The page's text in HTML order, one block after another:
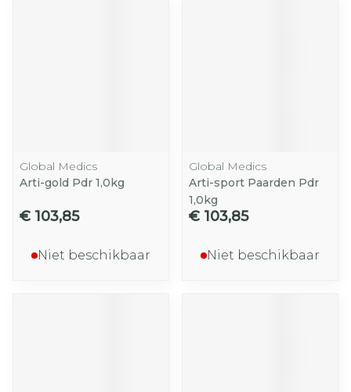
Global Medics
Arti-gold Pdr 1,0kg
€ 103,85
Niet beschikbaar
Global Medics
Arti-sport Paarden Pdr
1,0kg
€ 103,85
Niet beschikbaar